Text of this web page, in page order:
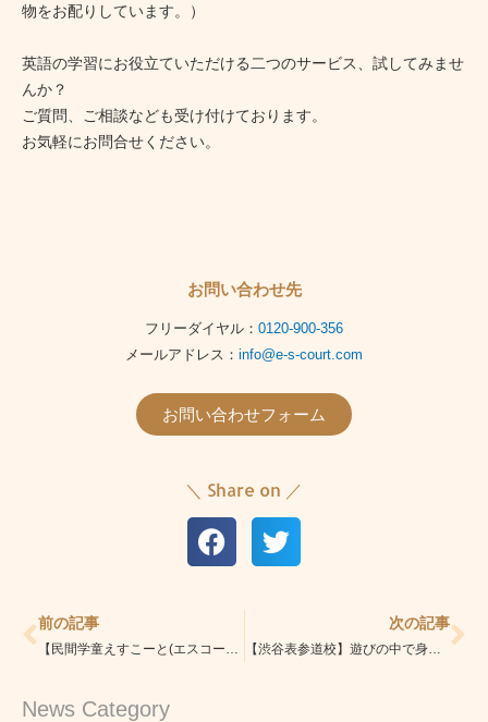
News Category
物をお配りしています。）
英語の学習にお役立ていただける二つのサービス、試してみませ
んか？
ご質問、ご相談なども受け付けております。
お気軽にお問合せください。
お問い合わせ先
フリーダイヤル： 0120-900-356
メールアドレス： info@e-s-court.com
お問い合わせフォーム
＼ Share on ／
前の記事 次の記事
【渋谷表参道校】遊びの中で身に着くこと